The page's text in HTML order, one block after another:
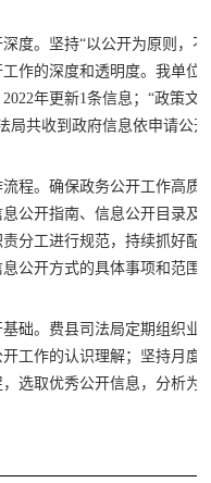
深度。坚持“以公开为原则，
作的深度和透明度。我单位
年更新1条信息；“政策文
局共收到政府信息依申请公
流程。确保政务公开工作高
公开指南、信息公开目录及
分工进行规范，持续抓好配
公开方式的具体事项和范围
基础。费县司法局定期组织
工作的认识理解；坚持月度
选取优秀公开信息，分析为